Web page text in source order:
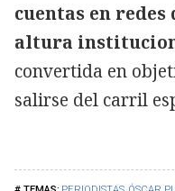
cuentas en
altura
convertida en
salirse del carril